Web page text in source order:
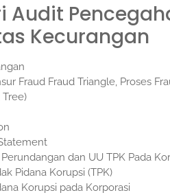
Audit
Kecurangan
Fraud Fraud Triangle, Proses
Tree)
dan UU TPK Pada
Pidana Korupsi (TPK)
Korupsi pada Korporasi